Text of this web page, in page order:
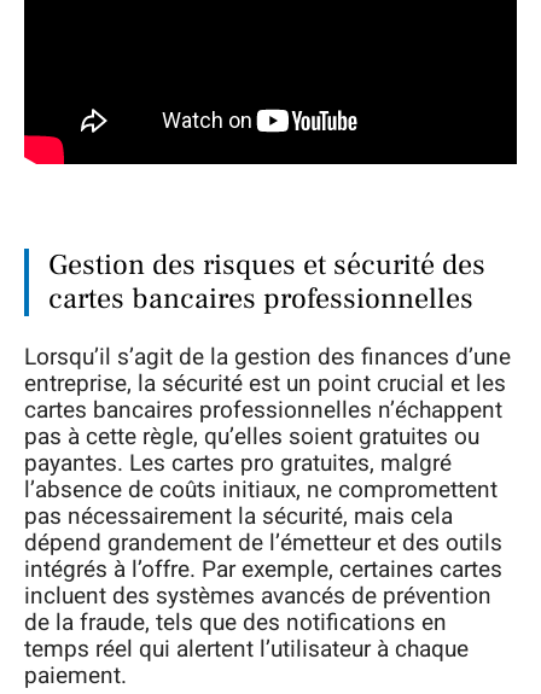
Gestion des risques et sécurité des
cartes bancaires professionnelles
Lorsqu’il s’agit de la gestion des finances d’une
entreprise, la sécurité est un point crucial et les
cartes bancaires professionnelles n’échappent
pas à cette règle, qu’elles soient gratuites ou
payantes. Les cartes pro gratuites, malgré
l’absence de coûts initiaux, ne compromettent
pas nécessairement la sécurité, mais cela
dépend grandement de l’émetteur et des outils
intégrés à l’offre. Par exemple, certaines cartes
incluent des systèmes avancés de prévention
de la fraude, tels que des notifications en
temps réel qui alertent l’utilisateur à chaque
paiement.